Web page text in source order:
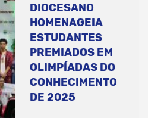
DIOCESANO
HOMENAGEIA
ESTUDANTES
PREMIADOS EM
OLIMPÍADAS DO
CONHECIMENTO
DE 2025